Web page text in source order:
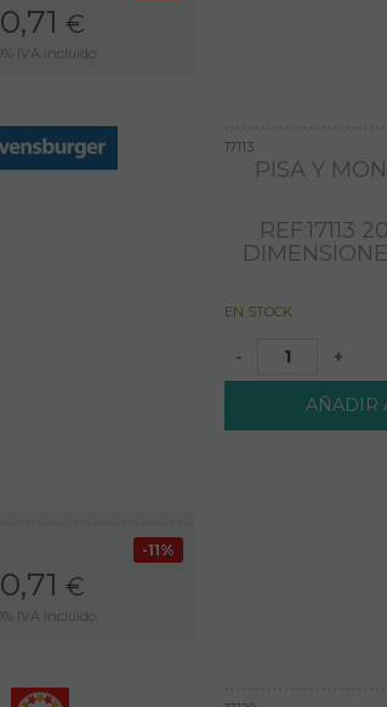
€
IVA incluido
11%
€
IVA incluido
17113
PISA Y
REF:17113
EN STOCK
- +
AÑADIR
los
de
Son